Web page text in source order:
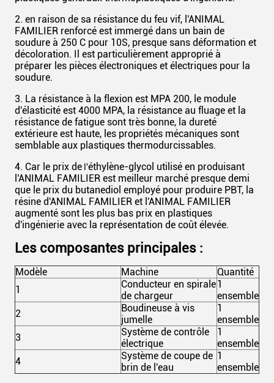
2. en raison de sa résistance du feu vif, l'ANIMAL
FAMILIER renforcé est immergé dans un bain de
soudure à 250 C pour 10S, presque sans déformation et
décoloration. Il est particulièrement approprié à
préparer les pièces électroniques et électriques pour la
soudure.
3. La résistance à la flexion est MPA 200, le module
d'élasticité est 4000 MPA, la résistance au fluage et la
résistance de fatigue sont très bonne, la dureté
extérieure est haute, les propriétés mécaniques sont
semblable aux plastiques thermodurcissables.
4. Car le prix de l'éthylène-glycol utilisé en produisant
l'ANIMAL FAMILIER est meilleur marché presque demi
que le prix du butanediol employé pour produire PBT, la
résine d'ANIMAL FAMILIER et l'ANIMAL FAMILIER
augmenté sont les plus bas prix en plastiques
d'ingénierie avec la représentation de coût élevée.
Les composantes principales :
Modèle Machine
Quantité
1
Conducteur en spirale
de chargeur
1
ensemble
2
Boudineuse à vis
jumelle
1
ensemble
3
Système de contrôle
électrique
1
ensemble
4
Système de coupe de
brin de l'eau
1
ensemble